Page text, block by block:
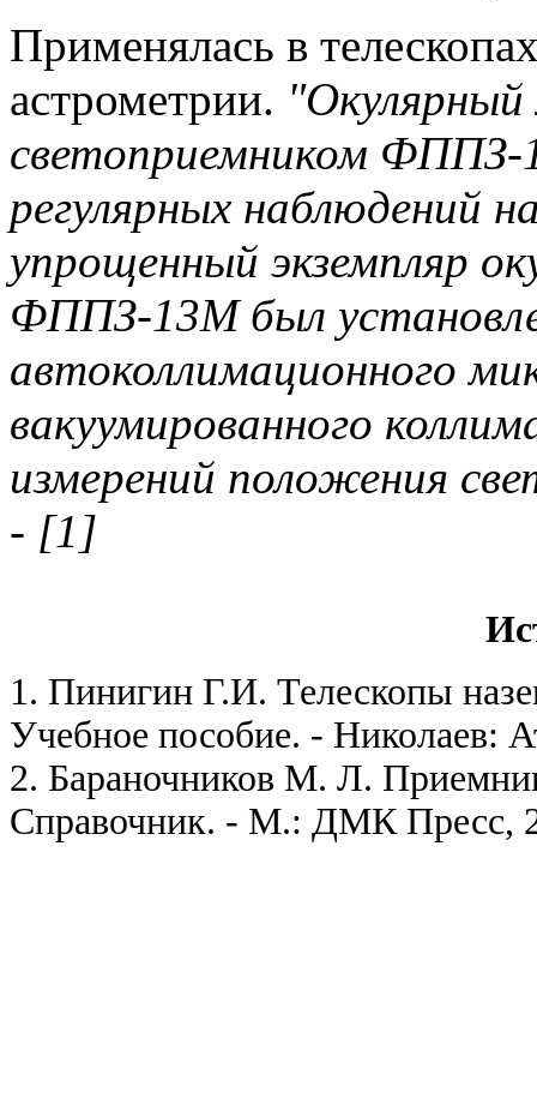
Применялась в
астрометрии.
светоприемником ФППЗ-
регулярных наблюдений
упрощенный экземпляр
ФППЗ-13М был
автоколлимационного
вакуумированного
измерений положения
- [1]
1. Пинигин Г.И. Телескопы
Учебное пособие. - Николаев:
2. Бараночников М. Л.
Справочник. - М.: ДМК Пресс,